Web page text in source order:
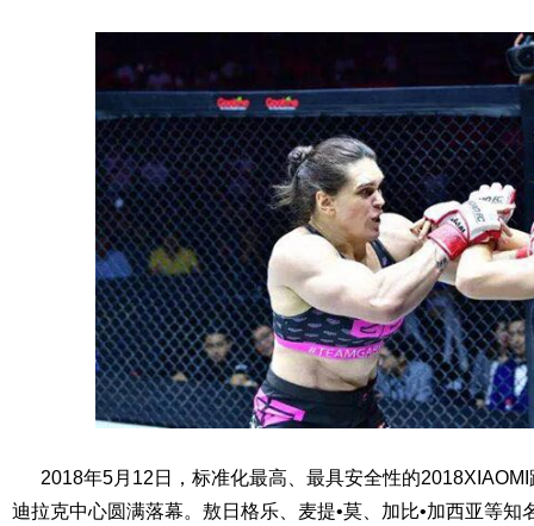
2018年5月12日，标准化最高、最具安全性的2018XIAOMI
迪拉克中心圆满落幕。敖日格乐、麦提•莫、加比•加西亚等知